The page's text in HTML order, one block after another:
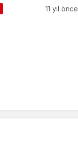
11 yıl önce